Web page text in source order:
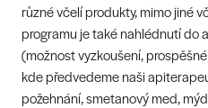
různé včelí produkty, mimo jiné
programu je také nahlédnutí do
(možnost vyzkoušení,
kde předvedeme naši
požehnání, smetanový med,